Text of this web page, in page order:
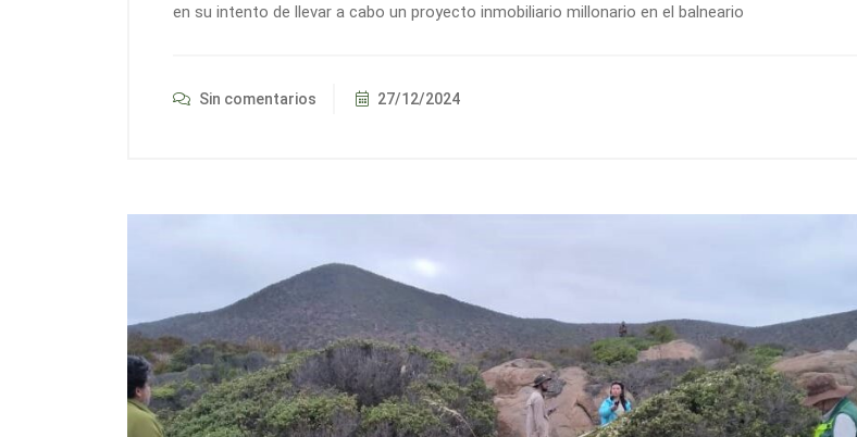
en su intento de llevar a cabo un proyecto inmobiliario millonario en el balneario
Sin comentarios 27/12/2024